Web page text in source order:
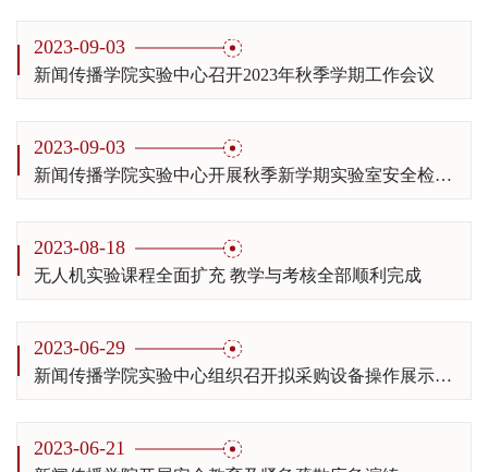
2023-09-03
新闻传播学院实验中心召开2023年秋季学期工作会议
2023-09-03
新闻传播学院实验中心开展秋季新学期实验室安全检查工作
2023-08-18
无人机实验课程全面扩充 教学与考核全部顺利完成
2023-06-29
新闻传播学院实验中心组织召开拟采购设备操作展示和研讨
2023-06-21